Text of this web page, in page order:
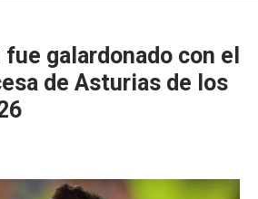
galardonado con el
de Asturias de los